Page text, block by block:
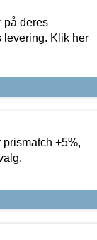
på deres
levering. Klik her
+5%,